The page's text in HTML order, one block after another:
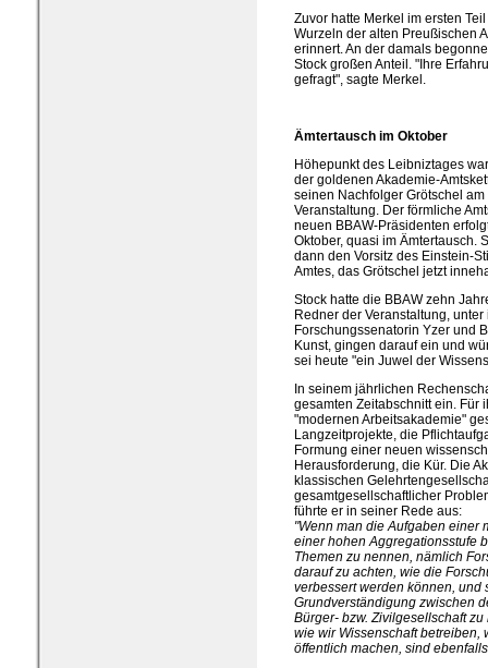
Zuvor hatte Merkel im ersten
Wurzeln der alten Preußischen
erinnert. An der damals
Stock großen Anteil. "Ihre
gefragt", sagte Merkel.
Ämtertausch im Oktober
Höhepunkt des Leibniztages
der goldenen Akademie-
seinen Nachfolger Grötschel
Veranstaltung. Der förmliche
neuen BBAW-Präsidenten
Oktober, quasi im Ämtertausch.
dann den Vorsitz des Einstein-
Amtes, das Grötschel jetzt
Stock hatte die BBAW zehn
Redner der Veranstaltung,
Forschungssenatorin Yzer und
Kunst, gingen darauf ein und
sei heute "ein Juwel der
In seinem jährlichen
gesamten Zeitabschnitt ein. Für
"modernen Arbeitsakademie"
Langzeitprojekte, die
Formung einer neuen
Herausforderung, die Kür. Die
klassischen
gesamtgesellschaftlicher
führte er in seiner Rede aus:
"Wenn man die Aufgaben einer
einer hohen Aggregationsstufe
Themen zu nennen, nämlich
darauf zu achten, wie die
verbessert werden können,
Grundverständigung zwischen
Bürger- bzw. Zivilgesellschaft
wie wir Wissenschaft betreiben,
öffentlich machen, sind